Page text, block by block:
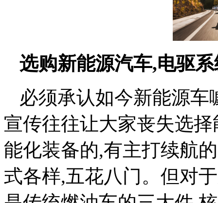
选购新能源汽车,电驱
必须承认如今新能源
宣传往往让大家丧失选
能化装备的,有主打续航
式各样,五花八门。但对